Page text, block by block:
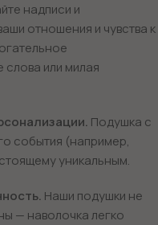
надписи и
отношения и чувства к
или милая
Подушка с
события (например,
уникальным.
Наши подушки не
— наволочка легко